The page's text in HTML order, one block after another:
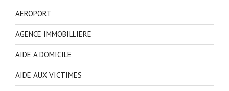
AEROPORT
AGENCE IMMOBILLIERE
AIDE A DOMICILE
AIDE AUX VICTIMES